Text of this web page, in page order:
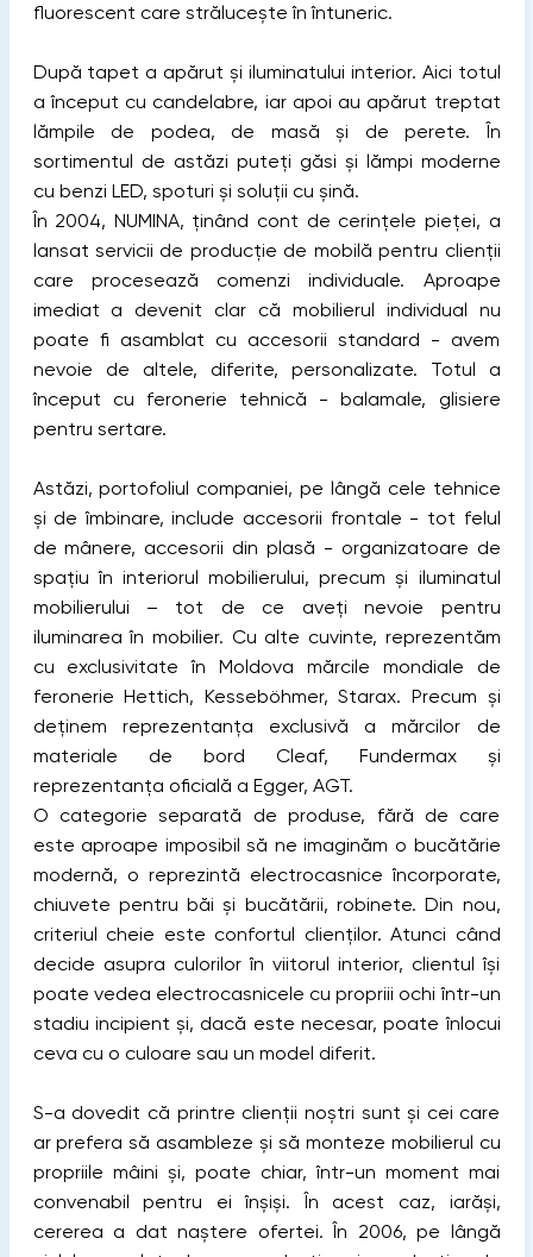
fluorescent care strălucește în întuneric.
După tapet a apărut și iluminatului interior. Aici totul
a început cu candelabre, iar apoi au apărut treptat
lămpile de podea, de masă și de perete. În
sortimentul de astăzi puteți găsi și lămpi moderne
cu benzi LED, spoturi și soluții cu șină.
În 2004, NUMINA, ținând cont de cerințele pieței, a
lansat servicii de producție de mobilă pentru clienții
care procesează comenzi individuale. Aproape
imediat a devenit clar că mobilierul individual nu
poate fi asamblat cu accesorii standard - avem
nevoie de altele, diferite, personalizate. Totul a
început cu feronerie tehnică - balamale, glisiere
pentru sertare.
Astăzi, portofoliul companiei, pe lângă cele tehnice
și de îmbinare, include accesorii frontale - tot felul
de mânere, accesorii din plasă - organizatoare de
spațiu în interiorul mobilierului, precum și iluminatul
mobilierului – tot de ce aveți nevoie pentru
iluminarea în mobilier. Cu alte cuvinte, reprezentăm
cu exclusivitate în Moldova mărcile mondiale de
feronerie Hettich, Kesseböhmer, Starax. Precum și
deținem reprezentanța exclusivă a mărcilor de
materiale de bord Cleaf, Fundermax și
reprezentanța oficială a Egger, AGT.
O categorie separată de produse, fără de care
este aproape imposibil să ne imaginăm o bucătărie
modernă, o reprezintă electrocasnice încorporate,
chiuvete pentru băi și bucătării, robinete. Din nou,
criteriul cheie este confortul clienților. Atunci când
decide asupra culorilor în viitorul interior, clientul își
poate vedea electrocasnicele cu propriii ochi într-un
stadiu incipient și, dacă este necesar, poate înlocui
ceva cu o culoare sau un model diferit.
S-a dovedit că printre clienții noștri sunt și cei care
ar prefera să asambleze și să monteze mobilierul cu
propriile mâini și, poate chiar, într-un moment mai
convenabil pentru ei înșiși. În acest caz, iarăși,
cererea a dat naștere ofertei. În 2006, pe lângă